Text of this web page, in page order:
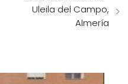
Uleila del Campo,
Almería